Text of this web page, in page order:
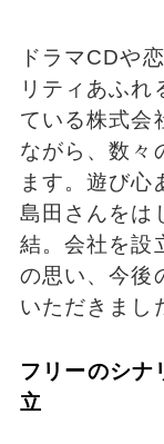
ドラマCDや
リティあふれ
ている株式会
ながら、数々
ます。遊び心
島田さんをは
結。会社を設
の思い、今後
いただきまし
フリーのシナ
立